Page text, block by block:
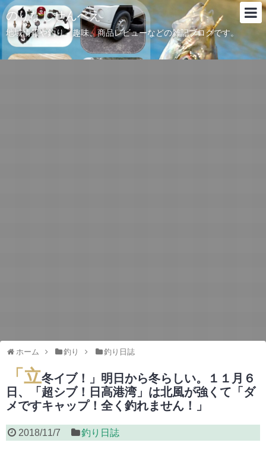
のりなしせんべえ
地域情報や釣り、趣味、商品レビューなどの雑記ブログです。
ホーム 釣り 釣り日誌
「立冬イブ！」明日から冬らしい。１１月６
日、「超シブ！日高港湾」は北風が強くて「ダ
メですキャップ！全く釣れません！」
2018/11/7 釣り日誌